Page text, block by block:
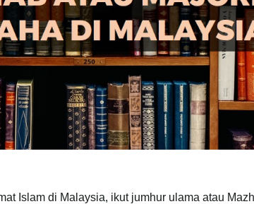
Islam di Malaysia, ikut jumhur ulama atau